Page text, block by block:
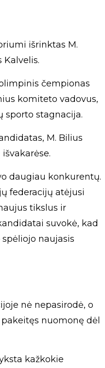
išrinktas M.
Kalvelis.
čempionas
komiteto vadovus,
sporto stagnacija.
M. Bilius
daugiau konkurentų.
federacijų atėjusi
tikslus ir
suvokė, kad
naujasis
nė nepasirodė, o
nuomonę dėl
kažkokie